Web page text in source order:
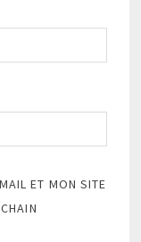
ET MON SITE